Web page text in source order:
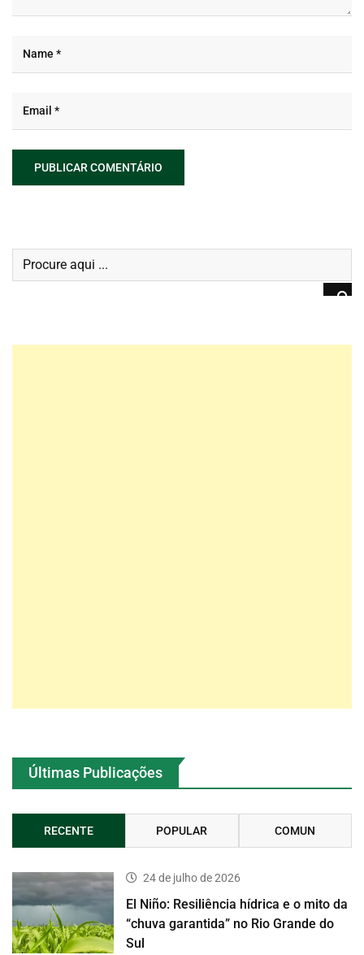
Últimas Publicações
RECENTE POPULAR COMUN
24 de julho de 2026
El Niño: Resiliência hídrica e o mito da
“chuva garantida” no Rio Grande do
Sul